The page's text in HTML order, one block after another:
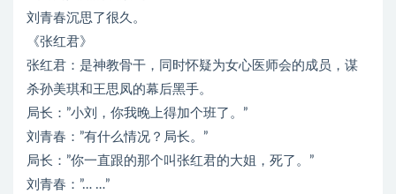
刘青春沉思了很久。
《张红君》
张红君：是神教骨干，同时怀疑为女心医师会的成员，谋
杀孙美琪和王思凤的幕后黑手。
局长：”小刘，你我晚上得加个班了。”
刘青春：”有什么情况？局长。”
局长：”你一直跟的那个叫张红君的大姐，死了。”
刘青春：”… …”